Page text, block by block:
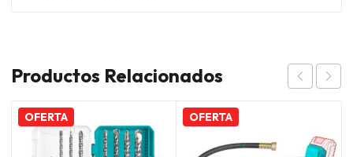
Productos Relacionados
OFERTA OFERTA